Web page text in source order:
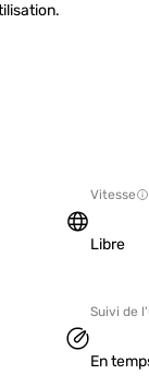
Vitesse
Libre
Suivi de
En